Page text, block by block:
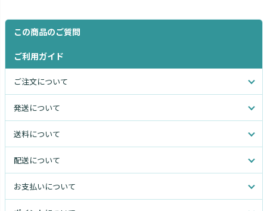
この商品のご質問
ご利用ガイド
ご注文について
発送について
送料について
配送について
お支払いについて